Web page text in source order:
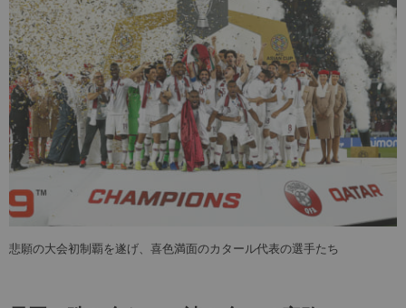
悲願の大会初制覇を遂げ、喜色満面のカタール代表の選手たち